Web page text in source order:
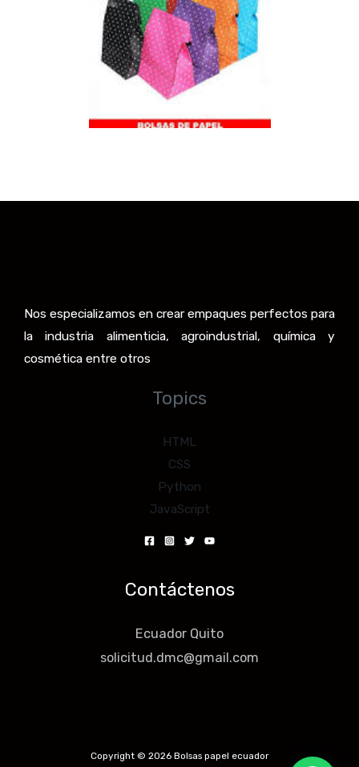
Nos especializamos en crear empaques perfectos para
la industria alimenticia, agroindustrial, química y
cosmética entre otros
Topics
HTML
CSS
Python
JavaScript
Contáctenos
Ecuador Quito
solicitud.dmc@gmail.com
Copyright © 2026 Bolsas papel ecuador